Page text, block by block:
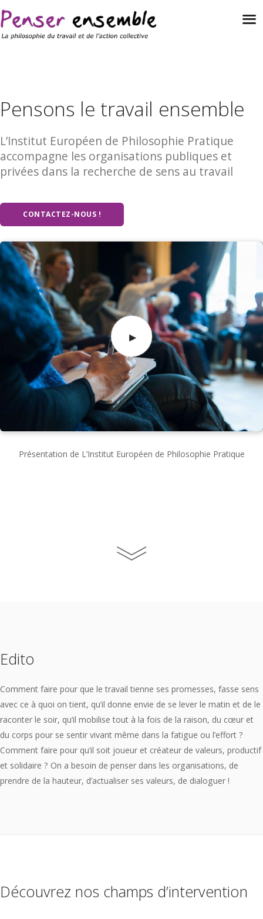
Pensons le travail ensemble
L’Institut Européen de Philosophie Pratique
accompagne les organisations publiques et
privées dans la recherche de sens au travail
CONTACTEZ-NOUS !
Présentation de L’Institut Européen de Philosophie Pratique
Edito
Comment faire pour que le travail tienne ses promesses, fasse sens
avec ce à quoi on tient, qu’il donne envie de se lever le matin et de le
raconter le soir, qu’il mobilise tout à la fois de la raison, du cœur et
du corps pour se sentir vivant même dans la fatigue ou l’effort ?
Comment faire pour qu’il soit joueur et créateur de valeurs, productif
et solidaire ? On a besoin de penser dans les organisations, de
prendre de la hauteur, d’actualiser ses valeurs, de dialoguer !
Découvrez nos champs d’intervention